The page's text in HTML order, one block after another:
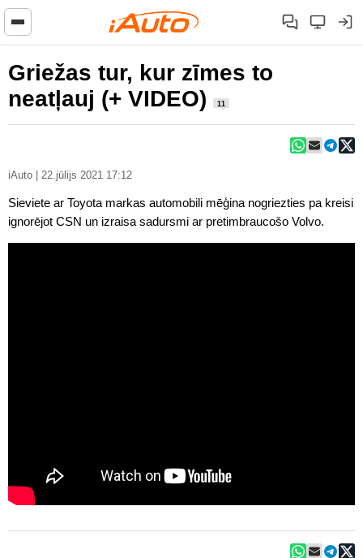
Griežas tur, kur zīmes to
neatļauj (+ VIDEO)
11
iAuto | 22.jūlijs 2021 17:12
Sieviete ar Toyota markas automobili mēģina nogriezties pa kreisi
ignorējot CSN un izraisa sadursmi ar pretimbraucošo Volvo.